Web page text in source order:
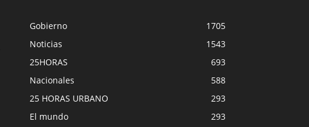
Gobierno
1705
Noticias
1543
25HORAS
693
Nacionales
588
25 HORAS URBANO
293
El mundo
293